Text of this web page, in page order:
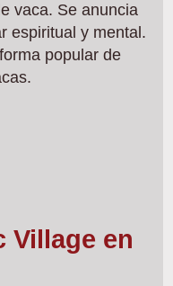
vaca. Se anuncia
espiritual y mental.
popular de
Village en